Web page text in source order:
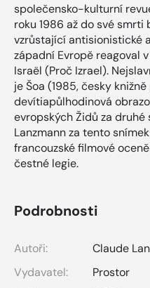
společensko-kulturní
roku 1986 až do své
vzrůstající antisionistické
západní Evropě reagoval
Israël (Proč Izrael).
je Šoa (1985, česky knižně
devítiapůlhodinová
evropských Židů za druhé
Lanzmann za tento
francouzské filmové
čestné legie.
Podrobnosti
Autoři:
Claude
Vydavatel:
Prostor